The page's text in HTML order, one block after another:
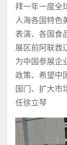
拜一年一度全
人海各国特色
表演、各国食
展区前阿联酋
为中国参展企
政策、希望中
国门、扩大市
任徐立琴
视